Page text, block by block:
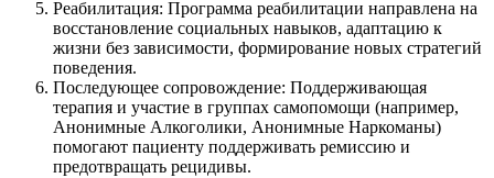
Реабилитация: Программа реабилитации направлена на
восстановление социальных навыков, адаптацию к
жизни без зависимости, формирование новых стратегий
поведения.
Последующее сопровождение: Поддерживающая
терапия и участие в группах самопомощи (например,
Анонимные Алкоголики, Анонимные Наркоманы)
помогают пациенту поддерживать ремиссию и
предотвращать рецидивы.